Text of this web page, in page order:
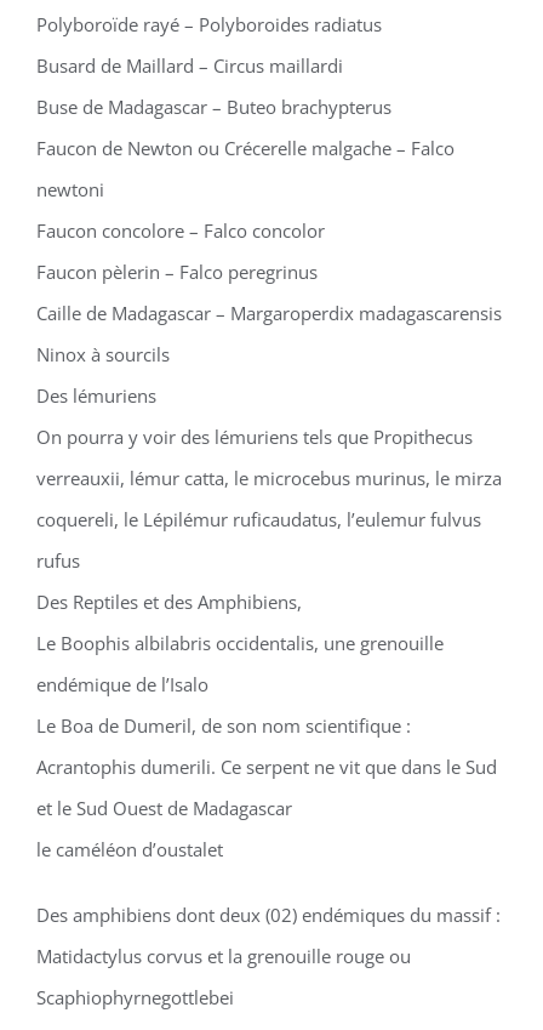
Polyboroïde rayé – Polyboroides radiatus
Busard de Maillard – Circus maillardi
Buse de Madagascar – Buteo brachypterus
Faucon de Newton ou Crécerelle malgache – Falco
newtoni
Faucon concolore – Falco concolor
Faucon pèlerin – Falco peregrinus
Caille de Madagascar – Margaroperdix madagascarensis
Ninox à sourcils
Des lémuriens
On pourra y voir des lémuriens tels que Propithecus
verreauxii, lémur catta, le microcebus murinus, le mirza
coquereli, le Lépilémur ruficaudatus, l’eulemur fulvus
rufus
Des Reptiles et des Amphibiens,
Le Boophis albilabris occidentalis, une grenouille
endémique de l’Isalo
Le Boa de Dumeril, de son nom scientifique :
Acrantophis dumerili. Ce serpent ne vit que dans le Sud
et le Sud Ouest de Madagascar
le caméléon d’oustalet
Des amphibiens dont deux (02) endémiques du massif :
Matidactylus corvus et la grenouille rouge ou
Scaphiophyrnegottlebei